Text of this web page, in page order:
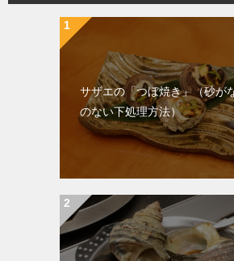
サザエの「つぼ焼き」（砂が
のない下処理方法）